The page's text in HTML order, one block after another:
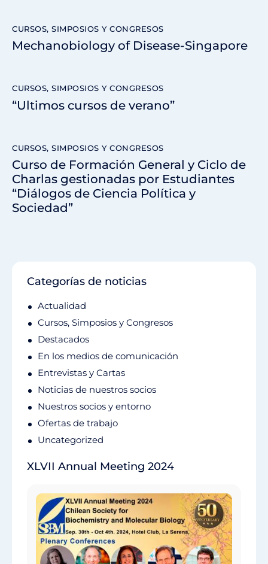
CURSOS, SIMPOSIOS Y CONGRESOS
Mechanobiology of Disease-Singapore
CURSOS, SIMPOSIOS Y CONGRESOS
“Ultimos cursos de verano”
CURSOS, SIMPOSIOS Y CONGRESOS
Curso de Formación General y Ciclo de
Charlas gestionadas por Estudiantes
“Diálogos de Ciencia Política y
Sociedad”
Categorías de noticias
Actualidad
Cursos, Simposios y Congresos
Destacados
En los medios de comunicación
Entrevistas y Cartas
Noticias de nuestros socios
Nuestros socios y entorno
Ofertas de trabajo
Uncategorized
XLVII Annual Meeting 2024